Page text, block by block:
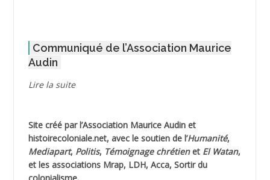
AGOULMINE
AHLOUCHE Mabrouk *
AIBLIED Ahmed
Communiqué de l’Association Maurice
Audin
Lire la suite
Site créé par l’Association Maurice Audinet
histoirecoloniale.net, avec le soutien de l’Humanité,
Mediapart, Politis, Témoignage chrétienet El Watan,
et les associations Mrap, LDH, Acca, Sortir du